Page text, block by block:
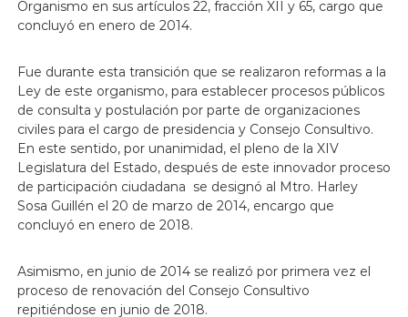
Organismo en sus artículos 22, fracción XII y 65, cargo que
concluyó en enero de 2014.
Fue durante esta transición que se realizaron reformas a la
Ley de este organismo, para establecer procesos públicos
de consulta y postulación por parte de organizaciones
civiles para el cargo de presidencia y Consejo Consultivo.
En este sentido, por unanimidad, el pleno de la XIV
Legislatura del Estado, después de este innovador proceso
de participación ciudadana se designó al Mtro. Harley
Sosa Guillén el 20 de marzo de 2014, encargo que
concluyó en enero de 2018.
Asimismo, en junio de 2014 se realizó por primera vez el
proceso de renovación del Consejo Consultivo
repitiéndose en junio de 2018.